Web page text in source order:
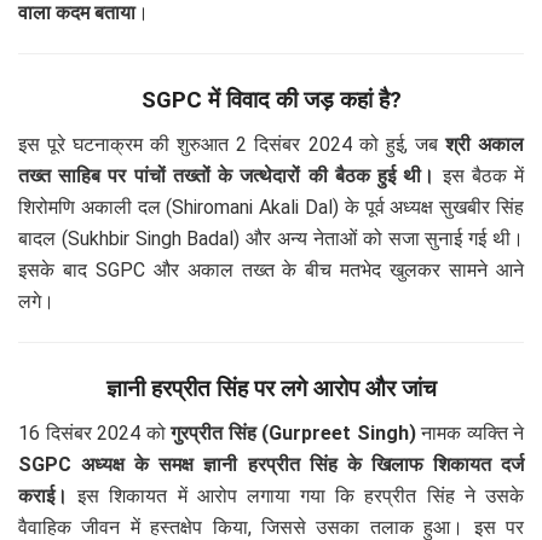
वाला कदम बताया।
SGPC में विवाद की जड़ कहां है?
इस पूरे घटनाक्रम की शुरुआत 2 दिसंबर 2024 को हुई, जबश्री अकाल
तख्त साहिब पर पांचों तख्तों के जत्थेदारों की बैठक हुई थी। इस बैठक में
शिरोमणि अकाली दल (Shiromani Akali Dal) के पूर्व अध्यक्ष सुखबीर सिंह
बादल (Sukhbir Singh Badal) और अन्य नेताओं को सजा सुनाई गई थी।
इसके बाद SGPC और अकाल तख्त के बीच मतभेद खुलकर सामने आने
लगे।
ज्ञानी हरप्रीत सिंह पर लगे आरोप और जांच
16 दिसंबर 2024 कोगुरप्रीत सिंह (Gurpreet Singh)नामक व्यक्ति ने
SGPC अध्यक्ष के समक्ष ज्ञानी हरप्रीत सिंह के खिलाफ शिकायत दर्ज
कराई। इस शिकायत में आरोप लगाया गया कि हरप्रीत सिंह ने उसके
वैवाहिक जीवन में हस्तक्षेप किया, जिससे उसका तलाक हुआ। इस पर